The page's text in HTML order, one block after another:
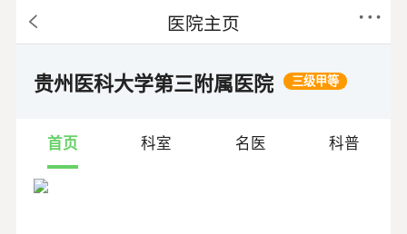
医院主页
贵州医科大学第三附属医院 三级甲等
首页 科室 名医 科普